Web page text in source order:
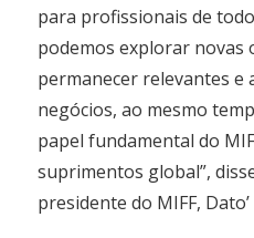
para profissionais de
podemos explorar novas
permanecer relevantes e
negócios, ao mesmo
papel fundamental do
suprimentos global”,
presidente do MIFF,